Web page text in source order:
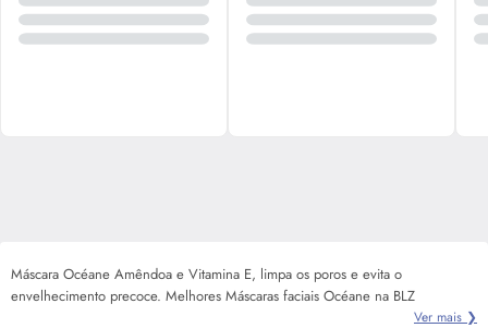
Máscara Océane Amêndoa e Vitamina E, limpa os poros e evita o
envelhecimento precoce. Melhores Máscaras faciais Océane na BLZ
Ver mais ❯